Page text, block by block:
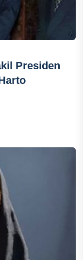
Presiden